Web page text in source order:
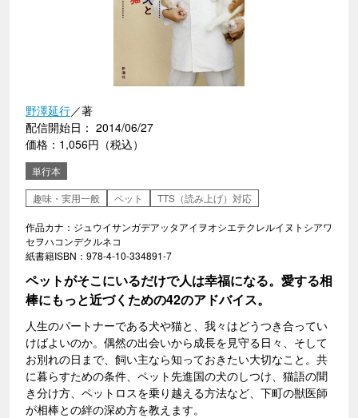
野澤延行／著
配信開始日： 2014/06/27
価格：1,056円（税込）
単行本
趣味・実用一般
ペット TTS（読み上げ）対応
作品カナ：ジュウイサンガデアッタアイヲオシエテクレルイヌトシアワ
セヲハコンデクルネコ
紙書籍ISBN：978-4-10-334891-7
ペットがそこにいるだけで人は幸福になる。愛する相
棒にもっと近づくための42のアドバイス。
人生のパートナーである犬や猫と、我々はどうつき合ってい
けばよいのか。偶然の出会いから成長を見守る日々、そして
お別れの日まで、飼い主なら知っておきたい大切なこと。共
に暮らすための条件、ペット先進国の犬のしつけ、猫語の聞
き分け方、ペットロスを乗り越える方法など、下町の獣医師
が相棒との絆の深め方を教えます。